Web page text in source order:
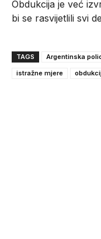
Obdukcija je već
bi se rasvijetlili svi
TAGS Argentinska
istražne mjere